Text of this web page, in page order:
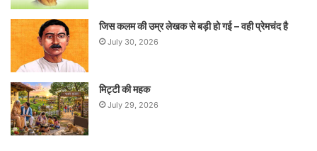
जिस कलम की उम्र लेखक से बड़ी हो गई – वही प्रेमचंद है
July 30, 2026
मिट्टी की महक
July 29, 2026